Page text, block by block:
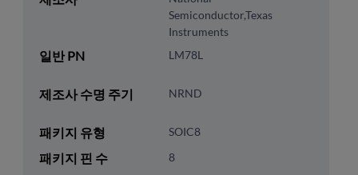
Semiconductor,Texas
Instruments
일반 PN LM78L
제조사 수명 주기 NRND
패키지 유형 SOIC8
패키지 핀 수 8